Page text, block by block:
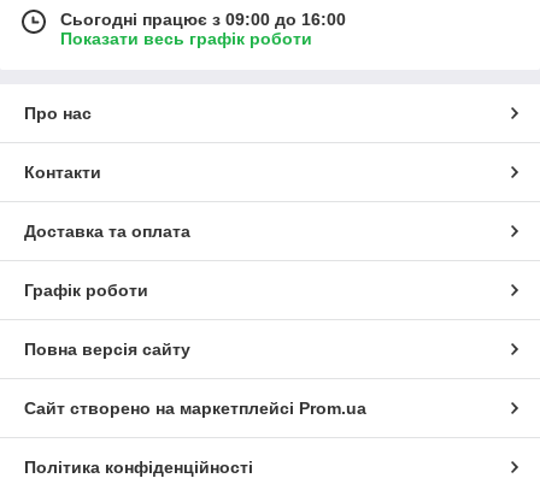
Сьогодні працює з 09:00 до 16:00
Показати весь графік роботи
Про нас
Контакти
Доставка та оплата
Графік роботи
Повна версія сайту
Сайт створено на маркетплейсі Prom.ua
Політика конфіденційності